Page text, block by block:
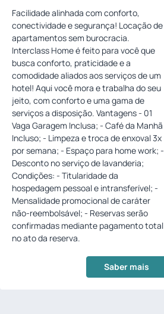
mensalista
Facilidade alinhada com conforto,
conectividade e segurança! Locação de
apartamentos sem burocracia.
Interclass Home é feito para você que
busca conforto, praticidade e a
comodidade aliados aos serviços de um
hotel! Aqui você mora e trabalha do seu
jeito, com conforto e uma gama de
serviços a disposição. Vantagens - 01
Vaga Garagem Inclusa; - Café da Manhã
Incluso; - Limpeza e troca de enxoval 3x
por semana; - Espaço para home work; -
Desconto no serviço de lavanderia;
Condições: - Titularidade da
hospedagem pessoal e intransferível; -
Mensalidade promocional de caráter
não-reembolsável; - Reservas serão
confirmadas mediante pagamento total
no ato da reserva.
Saber mais